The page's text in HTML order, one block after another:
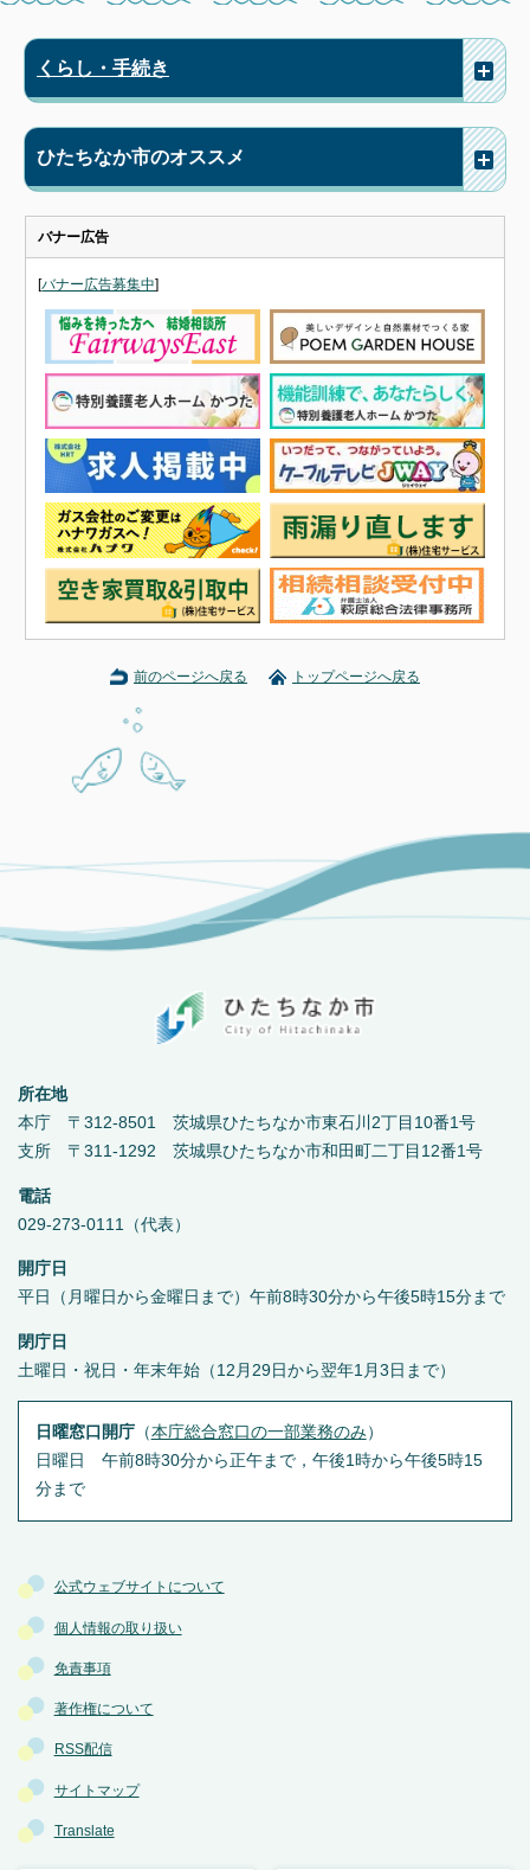
くらし・手続き
ひたちなか市のオススメ
バナー広告
[バナー広告募集中]
前のページへ戻る トップページへ戻る
公式ウェブサイトについて
個人情報の取り扱い
免責事項
著作権について
RSS配信
サイトマップ
Translate
所在地
本庁 〒312-8501 茨城県ひたちなか市東石川2丁目10番1号
支所 〒311-1292 茨城県ひたちなか市和田町二丁目12番1号
電話
029-273-0111（代表）
開庁日
平日（月曜日から金曜日まで）午前8時30分から午後5時15分まで
閉庁日
土曜日・祝日・年末年始（12月29日から翌年1月3日まで）
日曜窓口開庁（本庁総合窓口の一部業務のみ ）
日曜日 午前8時30分から正午まで，午後1時から午後5時15
分まで